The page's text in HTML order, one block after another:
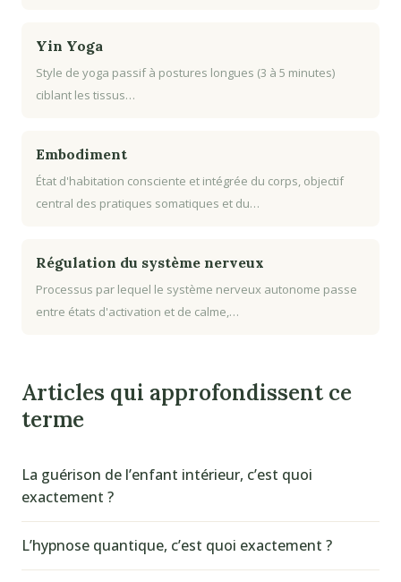
Yin Yoga
Style de yoga passif à postures longues (3 à 5 minutes)
ciblant les tissus…
Embodiment
État d'habitation consciente et intégrée du corps, objectif
central des pratiques somatiques et du…
Régulation du système nerveux
Processus par lequel le système nerveux autonome passe
entre états d'activation et de calme,…
Articles qui approfondissent ce
terme
La guérison de l’enfant intérieur, c’est quoi
exactement ?
L’hypnose quantique, c’est quoi exactement ?